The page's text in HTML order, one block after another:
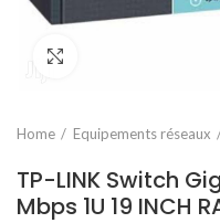
Home Equipements réseaux
TP-LINK Switch
Mbps 1U 19 INCH